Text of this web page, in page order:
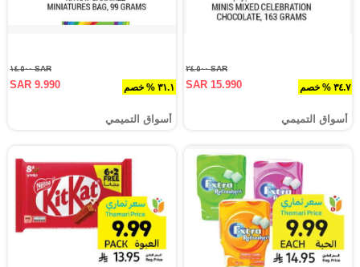
٣٤.٧ % خصم
SAR ٢٤.٥٠٠
SAR 15.990
أسواق التميمي
٣١.١ % خصم
SAR ١٤.٥٠٠
SAR 9.990
أسواق التميمي